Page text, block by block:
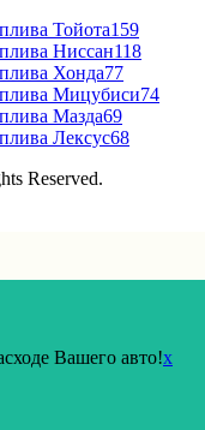
Тойота159
Ниссан118
Хонда77
Мицубиси74
Мазда69
Лексус68
Reserved.
Вашего авто!x